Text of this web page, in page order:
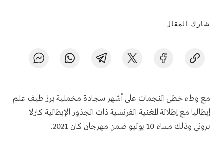
شارك المقال
مع وطء خطى النجمات على أشهر سجادة مخملية برز طيف علم
إيطاليا مع إطلالة المغنية الفرنسية ذات الجذور الإيطالية كارلا
بروني وذلك مساء 10 يوليو ضمن مهرجان كان 2021.